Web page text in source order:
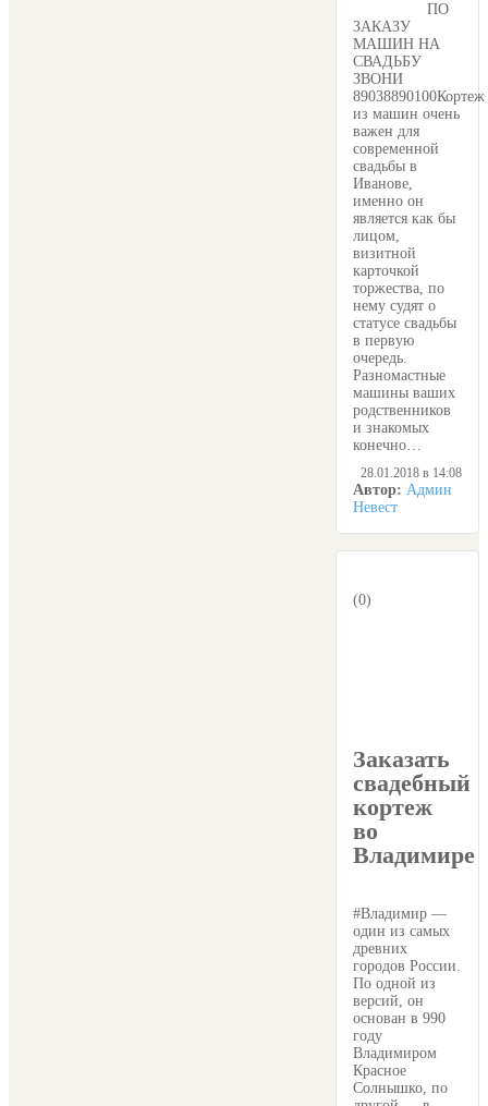
ПО
ЗАКАЗУ
МАШИН НА
СВАДЬБУ
ЗВОНИ
89038890100Кортеж
из машин очень
важен для
современной
свадьбы в
Иванове,
именно он
является как бы
лицом,
визитной
карточкой
торжества, по
нему судят о
статусе свадьбы
в первую
очередь.
Разномастные
машины ваших
родственников
и знакомых
конечно…
28.01.2018 в 14:08
Автор: Админ
Невест
Заказать
свадебный
кортеж
во
Владимире
(0)
#Владимир —
один из самых
древних
городов России.
По одной из
версий, он
основан в 990
году
Владимиром
Красное
Солнышко, по